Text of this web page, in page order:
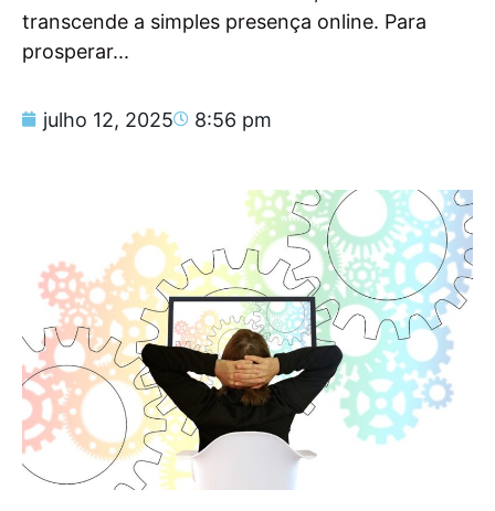
transcende a simples presença online. Para
prosperar...
julho 12, 2025 8:56 pm